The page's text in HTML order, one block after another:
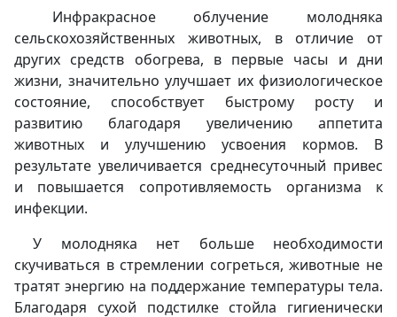
Инфракрасное облучение молодняка
сельскохозяйственных животных, в отличие от
других средств обогрева, в первые часы и дни
жизни, значительно улучшает их физиологическое
состояние, способствует быстрому росту и
развитию благодаря увеличению аппетита
животных и улучшению усвоения кормов. В
результате увеличивается среднесуточный привес
и повышается сопротивляемость организма к
инфекции.
У молодняка нет больше необходимости
скучиваться в стремлении согреться, животные не
тратят энергию на поддержание температуры тела.
Благодаря сухой подстилке стойла гигиенически